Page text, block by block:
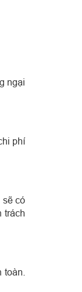
ngại
phí
sẽ có
trách